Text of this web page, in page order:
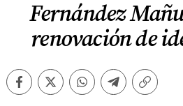
Fernández
renovación de
FacebookTwitterWhatsappTelegramCopiar